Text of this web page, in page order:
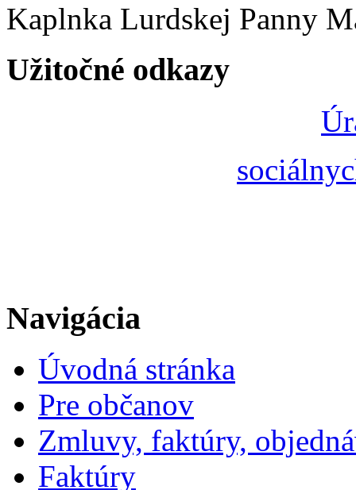
Kaplnka Lurdskej Panny
Užitočné odkazy
Navigácia
Úvodná stránka
Pre občanov
Zmluvy, faktúry,
Faktúry